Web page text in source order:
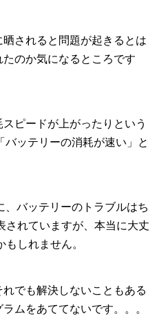
されると問題が起きるとは
のか気になるところです
ピードが上がったりという
ッテリーの消耗が速い」と
バッテリーのトラブルはち
されていますが、本当に大丈
しれません。
でも解決しないこともある
ムをあててないです。。。